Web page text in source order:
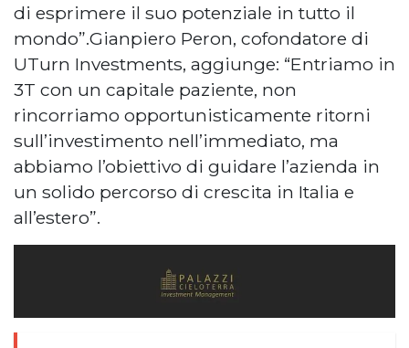
di esprimere il suo potenziale in tutto il
mondo”.Gianpiero Peron, cofondatore di
UTurn Investments, aggiunge: “Entriamo in
3T con un capitale paziente, non
rincorriamo opportunisticamente ritorni
sull’investimento nell’immediato, ma
abbiamo l’obiettivo di guidare l’azienda in
un solido percorso di crescita in Italia e
all’estero”.